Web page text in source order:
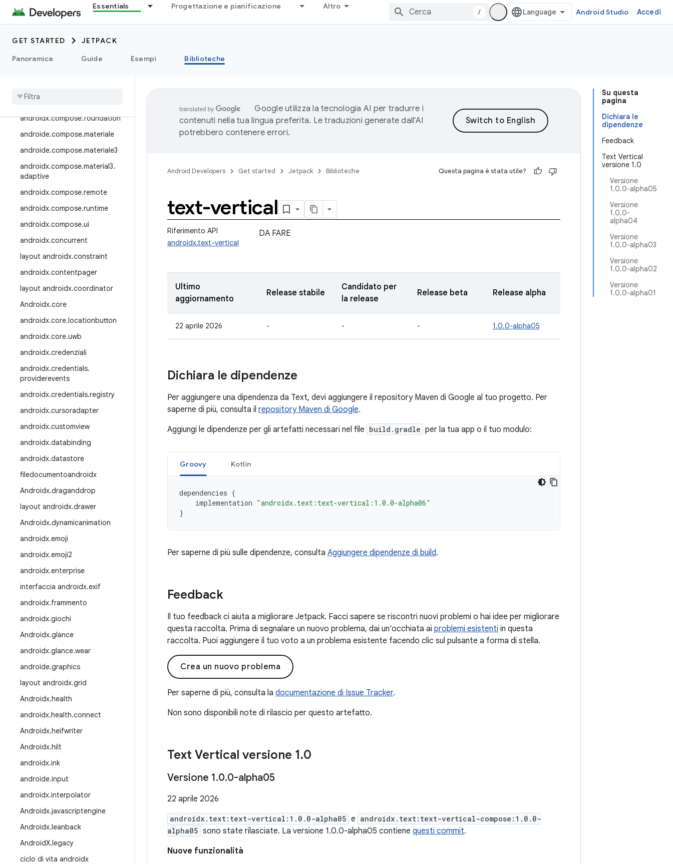
Essentials Progettazione e pianificazione Altro
/ Android Studio Accedi
GET STARTED
JETPACK
Panoramica
Guide Esempi Biblioteche
androidx.auto
androidx.car.app
androidx.cardview
raccolta.androidx.collection
androidx
androidx.compose.foundation
androide.compose.materiale
androide.compose.materiale3
androidx.compose.material3.
adaptive
androidx.compose.remote
androidx.compose.runtime
androidx.compose.ui
androidx.concurrent
layout androidx.constraint
androidx.contentpager
layout androidx.coordinator
Androidx.core
androidx.core.locationbutton
androidx.core.uwb
androidx.credenziali
androidx.credentials.
providerevents
androidx.credentials.registry
androidx.cursoradapter
androidx.customview
androidx.databinding
androidx.datastore
filedocumentoandroidx
Androidx.draganddrop
layout androidx.drawer
Androidx.dynamicanimation
androidx.emoji
androidx.emoji2
androidx.enterprise
interfaccia androidx.exif
androidx.frammento
androidx.giochi
Androidx.glance
androidx.glance.wear
androide.graphics
layout androidx.grid
Androidx.health
androidx.health.connect
Androidx.heifwriter
Androidx.hilt
androidx.ink
androide.input
androidx.interpolator
Androidx.javascriptengine
Androidx.leanback
AndroidX.legacy
ciclo di vita androidx
Su questa
pagina
Dichiara le
dipendenze
Feedback
Text Vertical
versione 1.0
Versione
1.0.0-alpha05
Versione
1.0.0-
alpha04
Versione
1.0.0-alpha03
Versione
1.0.0-alpha02
Versione
1.0.0-alpha01
Google utilizza la tecnologia AI per tradurre i
contenuti nella tua lingua preferita. Le traduzioni generate dall'AI
potrebbero contenere errori.
Android Developers Get started Jetpack Biblioteche Questa pagina è stata utile?
text-vertical
Riferimento API
androidx.text-vertical
DA FARE
Ultimo
aggiornamento
Release stabile
Candidato per
la release
Release beta Release alpha
22 aprile 2026 - - - 1.0.0-alpha05
Dichiara le dipendenze
Per aggiungere una dipendenza da Text, devi aggiungere il repository Maven di Google al tuo progetto. Per
saperne di più, consulta il repository Maven di Google.
Aggiungi le dipendenze per gli artefatti necessari nel file build.gradle per la tua app o il tuo modulo:
Groovy Kotlin
dependencies {
implementation "androidx.text:text-vertical:1.0.0-alpha06"
}
Per saperne di più sulle dipendenze, consulta Aggiungere dipendenze di build.
Feedback
Il tuo feedback ci aiuta a migliorare Jetpack. Facci sapere se riscontri nuovi problemi o hai idee per migliorare
questa raccolta. Prima di segnalare un nuovo problema, dai un'occhiata ai problemi esistenti in questa
raccolta. Puoi aggiungere il tuo voto a un problema esistente facendo clic sul pulsante a forma di stella.
Crea un nuovo problema
Per saperne di più, consulta la documentazione di Issue Tracker.
Non sono disponibili note di rilascio per questo artefatto.
Text Vertical versione 1.0
Versione 1.0.0-alpha05
22 aprile 2026
androidx.text:text-vertical:1.0.0-alpha05 e androidx.text:text-vertical-compose:1.0.0-
alpha05 sono state rilasciate. La versione 1.0.0-alpha05 contiene questi commit.
Nuove funzionalità